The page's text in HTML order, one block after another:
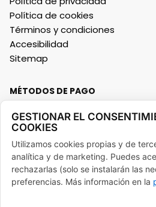
Política de cookies
Términos y condiciones
Accesibilidad
Sitemap
MÉTODOS DE PAGO
FINANCIADO POR LA UNIÓN
DIGITAL POR LOS FONDOS
MECANISMO DE
GESTIONAR EL
COOKIES
Utilizamos cookies propias y de
analítica y de marketing. Puedes
rechazarlas (solo se instalarán las
preferencias. Más información en la